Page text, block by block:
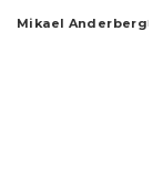
Posted
Mikael Anderberg